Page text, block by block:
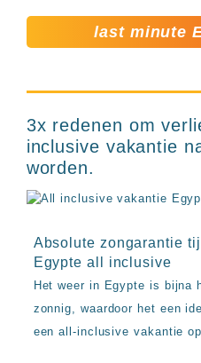
last minute
3x redenen om
inclusive vakantie
worden.
Absolute zongarantie
Egypte all inclusive
Het weer in Egypte is bijna
zonnig, waardoor het een
een all-inclusive vakantie